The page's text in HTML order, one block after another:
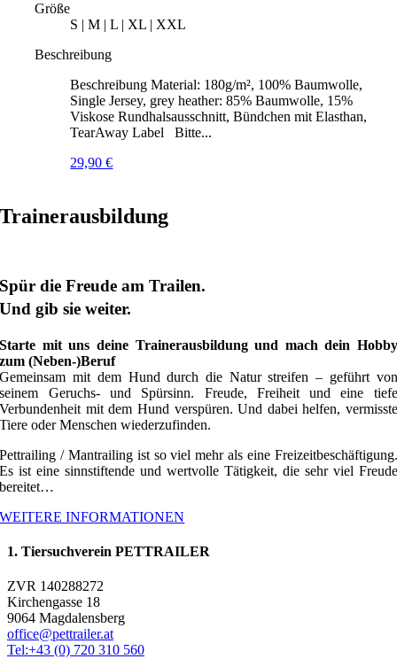
Größe
S | M | L | XL | XXL
Beschreibung
Beschreibung Material: 180g/m², 100% Baumwolle,
Single Jersey, grey heather: 85% Baumwolle, 15%
Viskose Rundhalsausschnitt, Bündchen mit Elasthan,
TearAway Label Bitte...
29,90€
Trainerausbildung
Spür die Freude am Trailen.
Und gib sie weiter.
Starte mit uns deine Trainerausbildung und mach dein Hobby
zum (Neben-)Beruf
Gemeinsam mit dem Hund durch die Natur streifen – geführt von
seinem Geruchs- und Spürsinn. Freude, Freiheit und eine tiefe
Verbundenheit mit dem Hund verspüren. Und dabei helfen, vermisste
Tiere oder Menschen wiederzufinden.
Pettrailing / Mantrailing ist so viel mehr als eine Freizeitbeschäftigung.
Es ist eine sinnstiftende und wertvolle Tätigkeit, die sehr viel Freude
bereitet…
WEITERE INFORMATIONEN
1. Tiersuchverein PETTRAILER
ZVR 140288272
Kirchengasse 18
9064 Magdalensberg
office@pettrailer.at
Tel:+43 (0) 720 310 560